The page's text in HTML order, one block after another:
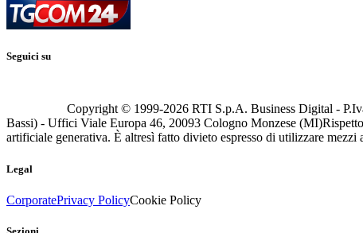
Seguici su
Copyright © 1999-2026 RTI S.p.A. Business Digital -
Bassi) - Uffici Viale Europa 46, 20093 Cologno Monzese (MI)
artificiale generativa. È altresì fatto divieto espresso di utilizzare mezzi
Legal
CorporatePrivacy PolicyCookie Policy